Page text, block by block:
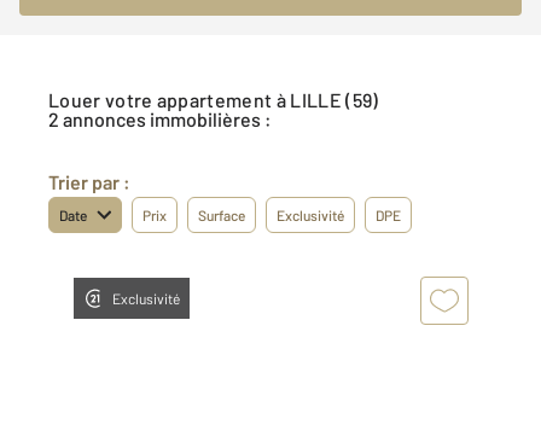
Louer votre appartement à LILLE (59)
2 annonces immobilières :
Trier par :
Date Prix Surface Exclusivité DPE
Exclusivité